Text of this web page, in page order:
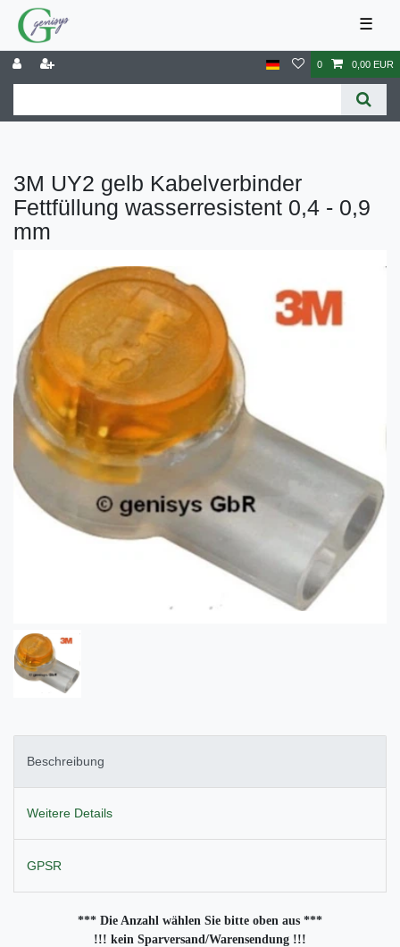
☰
0 0,00 EUR
3M UY2 gelb Kabelverbinder
Fettfüllung wasserresistent 0,4 - 0,9
mm
Beschreibung
Weitere Details
GPSR
*** Die Anzahl wählen Sie bitte oben aus ***
!!! kein Sparversand/Warensendung !!!